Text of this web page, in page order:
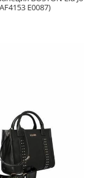
E0087)